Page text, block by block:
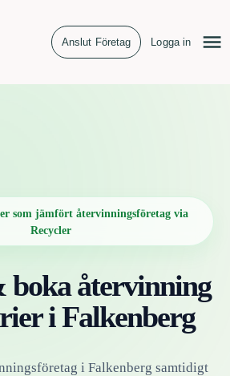
Anslut Företag Logga in
som jämfört återvinningsföretag via
Recycler
boka återvinning
iFalkenberg
i Falkenberg samtidigt